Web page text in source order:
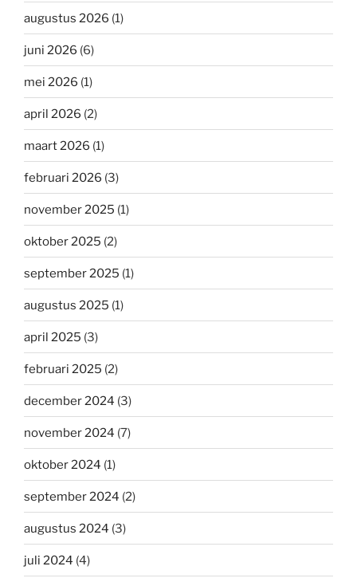
augustus 2026 (1)
juni 2026 (6)
mei 2026 (1)
april 2026 (2)
maart 2026 (1)
februari 2026 (3)
november 2025 (1)
oktober 2025 (2)
september 2025 (1)
augustus 2025 (1)
april 2025 (3)
februari 2025 (2)
december 2024 (3)
november 2024 (7)
oktober 2024 (1)
september 2024 (2)
augustus 2024 (3)
juli 2024 (4)